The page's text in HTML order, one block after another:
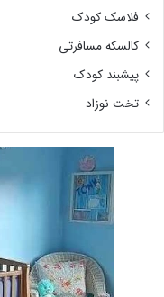
فلاسک کودک
کالسکه مسافرتی
پیشبند کودک
تخت نوزاد